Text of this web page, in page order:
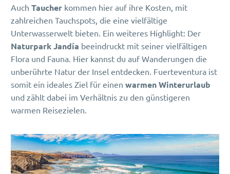
Auch Taucher kommen hier auf ihre Kosten, mit
zahlreichen Tauchspots, die eine vielfältige
Unterwasserwelt bieten. Ein weiteres Highlight: Der
Naturpark Jandía beeindruckt mit seiner vielfältigen
Flora und Fauna. Hier kannst du auf Wanderungen die
unberührte Natur der Insel entdecken. Fuerteventura ist
somit ein ideales Ziel für einen warmen Winterurlaub
und zählt dabei im Verhältnis zu den günstigeren
warmen Reisezielen.